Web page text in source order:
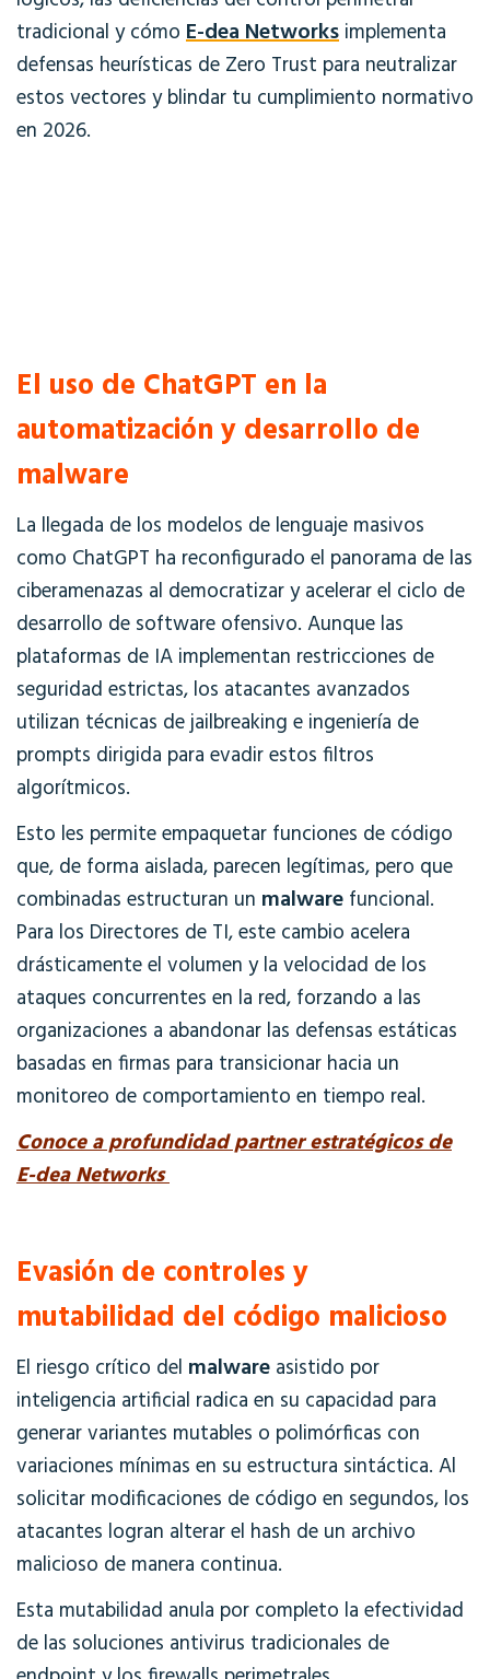
tradicional y cómo E-dea Networks implementa
defensas heurísticas de Zero Trust para neutralizar
estos vectores y blindar tu cumplimiento normativo
en 2026.
El uso de ChatGPT en la
automatización y desarrollo de
malware
La llegada de los modelos de lenguaje masivos
como ChatGPT ha reconfigurado el panorama de las
ciberamenazas al democratizar y acelerar el ciclo de
desarrollo de software ofensivo. Aunque las
plataformas de IA implementan restricciones de
seguridad estrictas, los atacantes avanzados
utilizan técnicas de jailbreaking e ingeniería de
prompts dirigida para evadir estos filtros
algorítmicos.
Esto les permite empaquetar funciones de código
que, de forma aislada, parecen legítimas, pero que
combinadas estructuran un malware funcional.
Para los Directores de TI, este cambio acelera
drásticamente el volumen y la velocidad de los
ataques concurrentes en la red, forzando a las
organizaciones a abandonar las defensas estáticas
basadas en firmas para transicionar hacia un
monitoreo de comportamiento en tiempo real.
Conoce a profundidad partner estratégicos de
E-dea Networks
Evasión de controles y
mutabilidad del código malicioso
El riesgo crítico del malware asistido por
inteligencia artificial radica en su capacidad para
generar variantes mutables o polimórficas con
variaciones mínimas en su estructura sintáctica. Al
solicitar modificaciones de código en segundos, los
atacantes logran alterar el hash de un archivo
malicioso de manera continua.
Esta mutabilidad anula por completo la efectividad
de las soluciones antivirus tradicionales de